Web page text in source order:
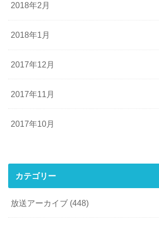
2018年2月
2018年1月
2017年12月
2017年11月
2017年10月
カテゴリー
放送アーカイブ (448)